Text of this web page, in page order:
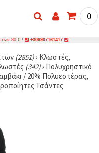
0
των 80 € ! +306907161417
(2851)› Κλωστές,
(342)› Πολυχρηστικό
/ 20% Πολυεστέρας,
Τσάντες